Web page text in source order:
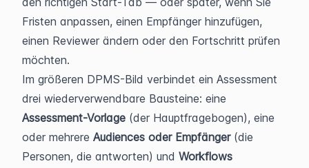
Fristen anpassen, einen Empfänger hinzufügen,
einen Reviewer ändern oder den Fortschritt prüfen
möchten.
Im größeren DPMS-Bild verbindet ein Assessment
Assessment-Vorlage (der Hauptfragebogen), eine
oder mehrere Audiences oder Empfänger (die
Personen, die antworten) und Workflows